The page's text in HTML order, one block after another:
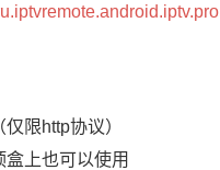
限http协议）
上也可以使用